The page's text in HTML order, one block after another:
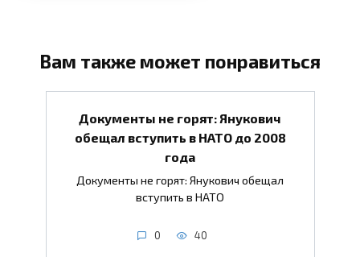
Вам также может понравиться
Документы не горят: Янукович
обещал вступить в НАТО до 2008
года
Документы не горят: Янукович обещал
вступить в НАТО
0 40